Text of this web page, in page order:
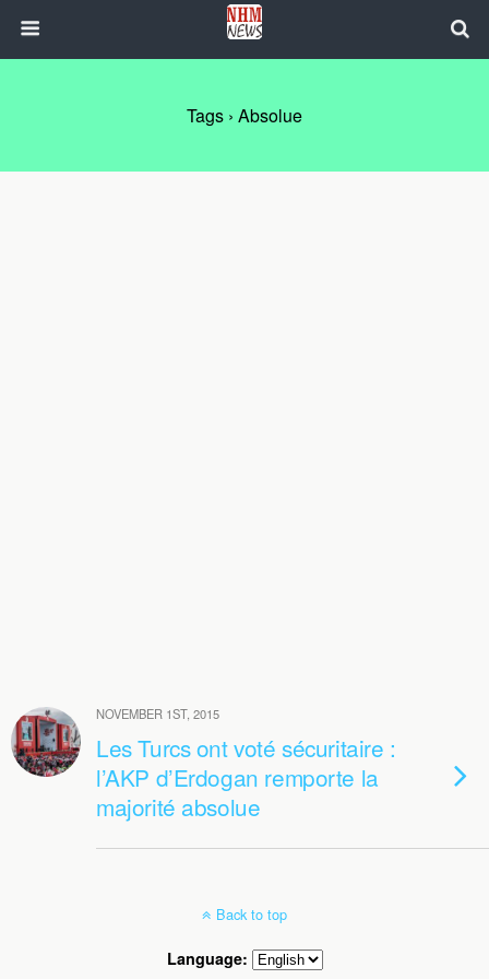
Tags › Absolue
NOVEMBER 1ST, 2015
Les Turcs ont voté sécuritaire :
l’AKP d’Erdogan remporte la
majorité absolue
Back to top
Language: